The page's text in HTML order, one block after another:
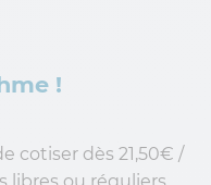
!
cotiser dès 21,50€ /